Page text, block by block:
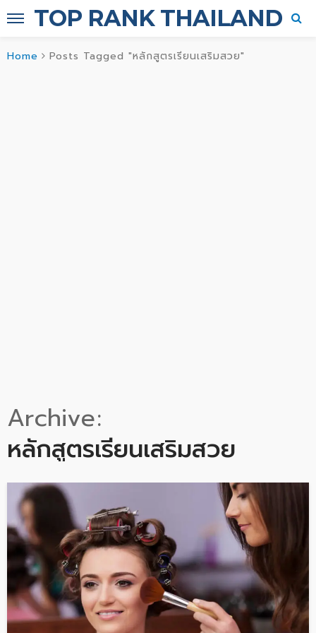
TOP RANK THAILAND
Home Posts Tagged "หลักสูตรเรียนเสริมสวย"
Archive
หลักสูตรเรียนเสริมสวย